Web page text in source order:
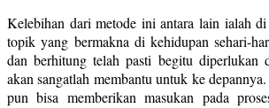
Kelebihan dari metode ini antara lain ialah
topik yang bermakna di kehidupan sehari-
dan berhitung telah pasti begitu diperlukan
akan sangatlah membantu untuk ke
pun bisa memberikan masukan pada